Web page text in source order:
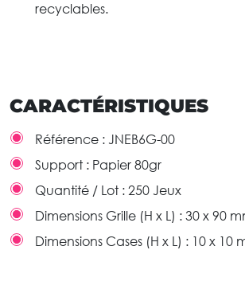
recyclables.
CARACTÉRISTIQUES
Référence : JNEB6G-00
Support : Papier 80gr
Quantité / Lot : 250 Jeux
Dimensions Grille (H x L) : 30 x 90
Dimensions Cases (H x L) : 10 x 10